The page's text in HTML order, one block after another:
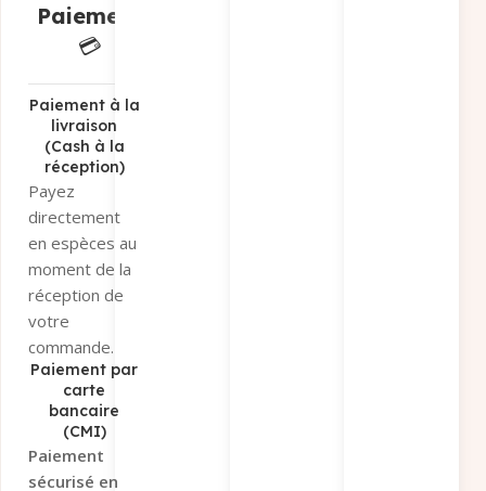
commande sur
virement
bancaire
Sélectionnez «
Paiement par
virement » et
recevez nos
bancaires par
WhatsApp.
Uniquement
Virement
Interbancaire
Immédiat.
Envoyez-nous
Paiement
💳
Paiement à la
livraison
(Cash à la
réception)
Payez
directement
en espèces au
moment de la
réception de
votre
commande.
Paiement par
carte
bancaire
(CMI)
Paiement
sécurisé en